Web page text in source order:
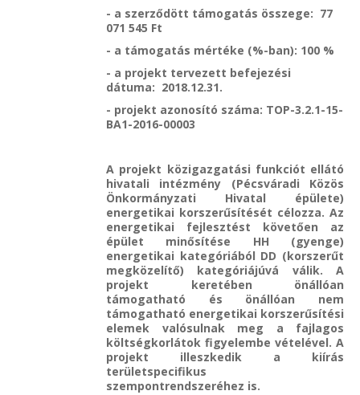
- a szerződött támogatás összege: 77
071 545 Ft
- a támogatás mértéke (%-ban): 100 %
- a projekt tervezett befejezési
dátuma: 2018.12.31.
- projekt azonosító száma: TOP-3.2.1-15-
BA1-2016-00003
A projekt közigazgatási funkciót ellátó
hivatali intézmény (Pécsváradi Közös
Önkormányzati Hivatal épülete)
energetikai korszerűsítését célozza. Az
energetikai fejlesztést követően az
épület minősítése HH (gyenge)
energetikai kategóriából DD (korszerűt
megközelítő) kategóriájúvá válik. A
projekt keretében önállóan
támogatható és önállóan nem
támogatható energetikai korszerűsítési
elemek valósulnak meg a fajlagos
költségkorlátok figyelembe vételével. A
projekt illeszkedik a kiírás
területspecifikus
szempontrendszeréhez is.